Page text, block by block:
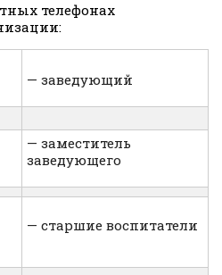
телефонах
— заведующий
— заместитель
заведующего
— старшие воспитатели